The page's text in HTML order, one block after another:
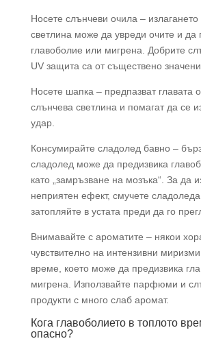
Носете слънчеви очила – излагането
светлина може да увреди очите и да
главоболие или мигрена. Добрите
UV защита са от съществено
Носете шапка – предпазват главата
слънчева светлина и помагат да се
удар.
Консумирайте сладолед бавно –
сладолед може да предизвика
като „замръзване на мозъка“. За да
неприятен ефект, смучете
затопляйте в устата преди да го
Внимавайте с ароматите – някои
чувствително на интензивни
време, което може да предизвика
мигрена. Използвайте парфюми и
продукти с много слаб аромат.
Кога главоболието в топлото
опасно?